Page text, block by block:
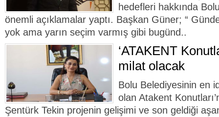
hedefleri hakkında
önemli açıklamalar yaptı. Başkan Güner; “
yok ama yarın seçim varmış gibi bugünd..
‘ATAKENT
milat olacak
Bolu Belediyesinin en
olan Atakent
Şentürk Tekin projenin gelişimi ve son geldiği